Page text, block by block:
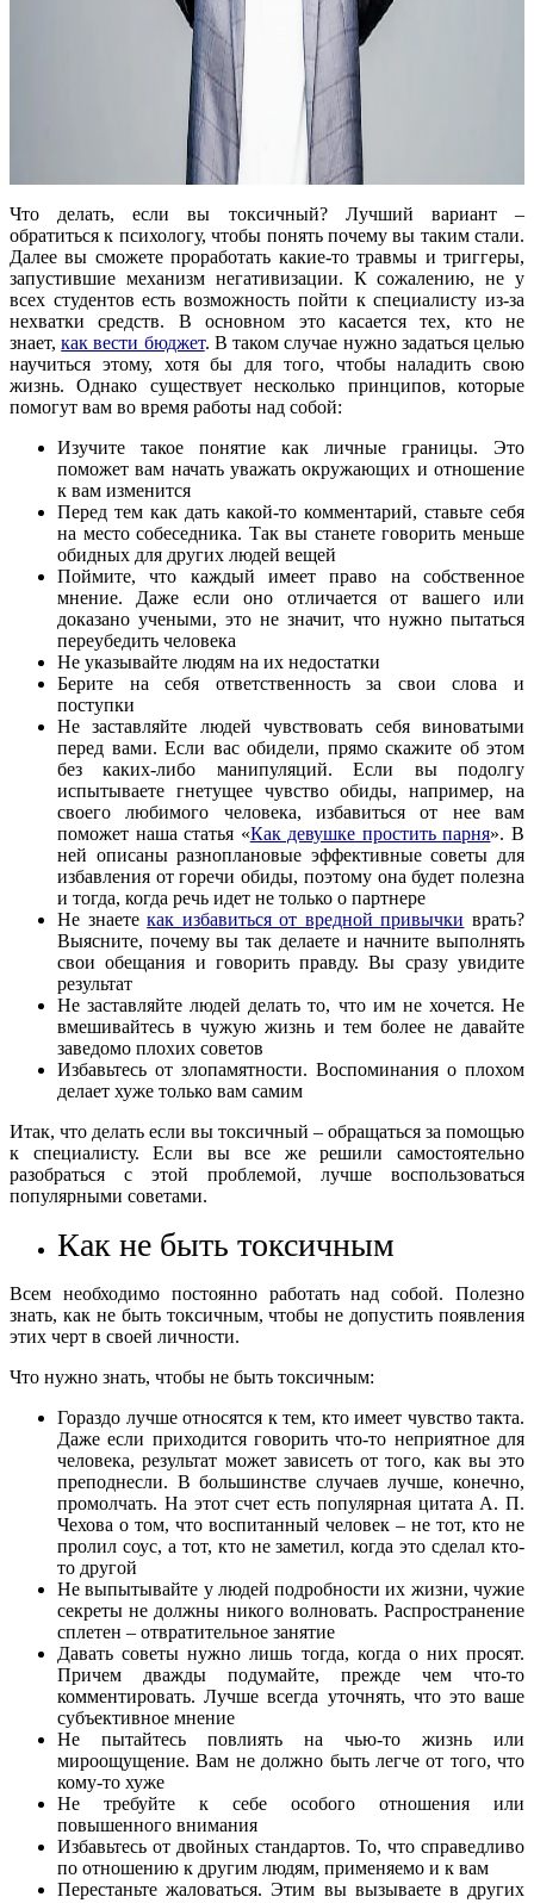
Что делать, если вы токсичный? Лучший вариант –
обратиться к психологу, чтобы понять почему вы таким стали.
Далее вы сможете проработать какие-то травмы и триггеры,
запустившие механизм негативизации. К сожалению, не у
всех студентов есть возможность пойти к специалисту из-за
нехватки средств. В основном это касается тех, кто не
знает,как вести бюджет. В таком случае нужно задаться целью
научиться этому, хотя бы для того, чтобы наладить свою
жизнь. Однако существует несколько принципов, которые
помогут вам во время работы над собой:
Изучите такое понятие как личные границы. Это
поможет вам начать уважать окружающих и отношение
к вам изменится
Перед тем как дать какой-то комментарий, ставьте себя
на место собеседника. Так вы станете говорить меньше
обидных для других людей вещей
Поймите, что каждый имеет право на собственное
мнение. Даже если оно отличается от вашего или
доказано учеными, это не значит, что нужно пытаться
переубедить человека
Не указывайте людям на их недостатки
Берите на себя ответственность за свои слова и
поступки
Не заставляйте людей чувствовать себя виноватыми
перед вами. Если вас обидели, прямо скажите об этом
без каких-либо манипуляций. Если вы подолгу
испытываете гнетущее чувство обиды, например, на
своего любимого человека, избавиться от нее вам
поможет наша статья «Как девушке простить парня». В
ней описаны разноплановые эффективные советы для
избавления от горечи обиды, поэтому она будет полезна
и тогда, когда речь идет не только о партнере
Не знаетекак избавиться от вредной привычки врать?
Выясните, почему вы так делаете и начните выполнять
свои обещания и говорить правду. Вы сразу увидите
результат
Не заставляйте людей делать то, что им не хочется. Не
вмешивайтесь в чужую жизнь и тем более не давайте
заведомо плохих советов
Избавьтесь от злопамятности. Воспоминания о плохом
делает хуже только вам самим
Итак, что делать если вы токсичный – обращаться за помощью
к специалисту. Если вы все же решили самостоятельно
разобраться с этой проблемой, лучше воспользоваться
популярными советами.
Как не быть токсичным
Всем необходимо постоянно работать над собой. Полезно
знать, как не быть токсичным, чтобы не допустить появления
этих черт в своей личности.
Что нужно знать, чтобы не быть токсичным:
Гораздо лучше относятся к тем, кто имеет чувство такта.
Даже если приходится говорить что-то неприятное для
человека, результат может зависеть от того, как вы это
преподнесли. В большинстве случаев лучше, конечно,
промолчать. На этот счет есть популярная цитата А. П.
Чехова о том, что воспитанный человек – не тот, кто не
пролил соус, а тот, кто не заметил, когда это сделал кто-
то другой
Не выпытывайте у людей подробности их жизни, чужие
секреты не должны никого волновать. Распространение
сплетен – отвратительное занятие
Давать советы нужно лишь тогда, когда о них просят.
Причем дважды подумайте, прежде чем что-то
комментировать. Лучше всегда уточнять, что это ваше
субъективное мнение
Не пытайтесь повлиять на чью-то жизнь или
мироощущение. Вам не должно быть легче от того, что
кому-то хуже
Не требуйте к себе особого отношения или
повышенного внимания
Избавьтесь от двойных стандартов. То, что справедливо
по отношению к другим людям, применяемо и к вам
Перестаньте жаловаться. Этим вы вызываете в других